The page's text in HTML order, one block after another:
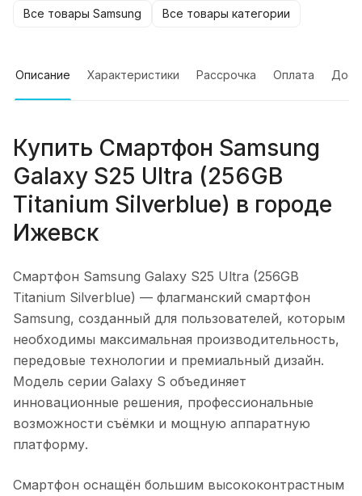
Все товары Samsung Все товары категории
Описание Характеристики Рассрочка Оплата
Купить Смартфон Samsung
Galaxy S25 Ultra (256GB
Titanium Silverblue) в городе
Ижевск
Смартфон Samsung Galaxy S25 Ultra (256GB
Titanium Silverblue) — флагманский смартфон
Samsung, созданный для пользователей, которым
необходимы максимальная производительность,
передовые технологии и премиальный дизайн.
Модель серии Galaxy S объединяет
инновационные решения, профессиональные
возможности съёмки и мощную аппаратную
платформу.
Смартфон оснащён большим высококонтрастным